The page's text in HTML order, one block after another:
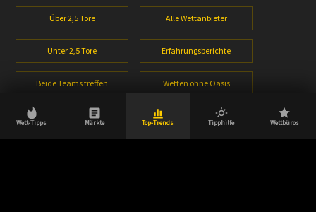
Wett-Tipps Märkte Top-Trends Tipphilfe Wettbüros
Über 2,5 Tore
Unter 2,5 Tore
Beide Teams treffen
1X2 Wetten
Alle Wettanbieter
Erfahrungsberichte
Wetten ohne Oasis
Wetten ohne Lugas